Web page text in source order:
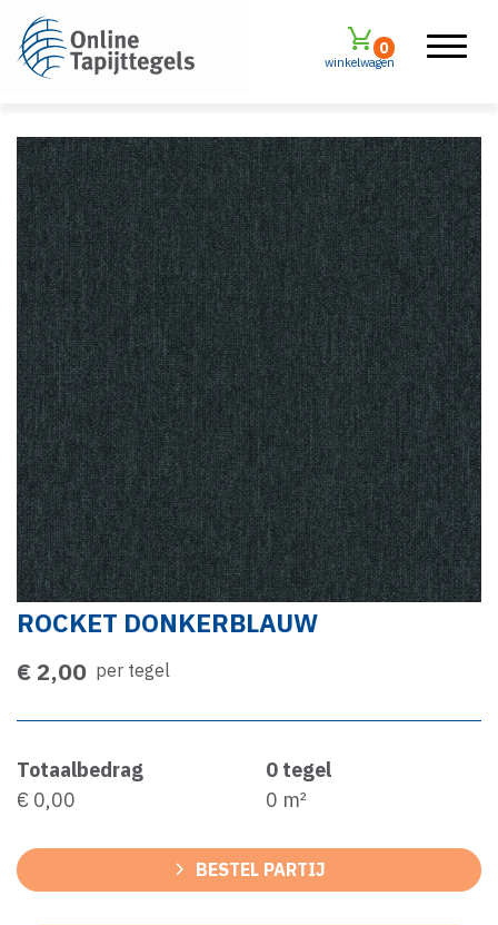
winkelwagen
0
ROCKET DONKERBLAUW
€ 2,00 per tegel
Totaalbedrag
€ 0,00
0 tegel
0 m²
BESTEL PARTIJ